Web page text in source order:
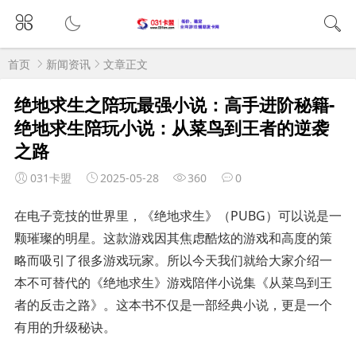
首页 新闻资讯 文章正文
绝地求生之陪玩最强小说：高手进阶秘籍-
绝地求生陪玩小说：从菜鸟到王者的逆袭
之路
031卡盟 2025-05-28 360 0
在电子竞技的世界里，《绝地求生》（PUBG）可以说是一
颗璀璨的明星。这款游戏因其焦虑酷炫的游戏和高度的策
略而吸引了很多游戏玩家。所以今天我们就给大家介绍一
本不可替代的《绝地求生》游戏陪伴小说集《从菜鸟到王
者的反击之路》。这本书不仅是一部经典小说，更是一个
有用的升级秘诀。